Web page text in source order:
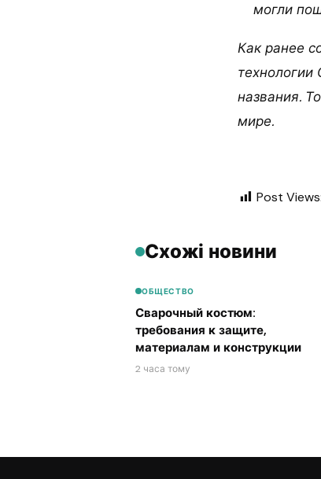
могли
Как ранее
названия.
мире.
Post Views:
Схожі новини
ОБЩЕСТВО
Сварочный костюм:
требования к защите,
материалам и конструкции
2 часа тому